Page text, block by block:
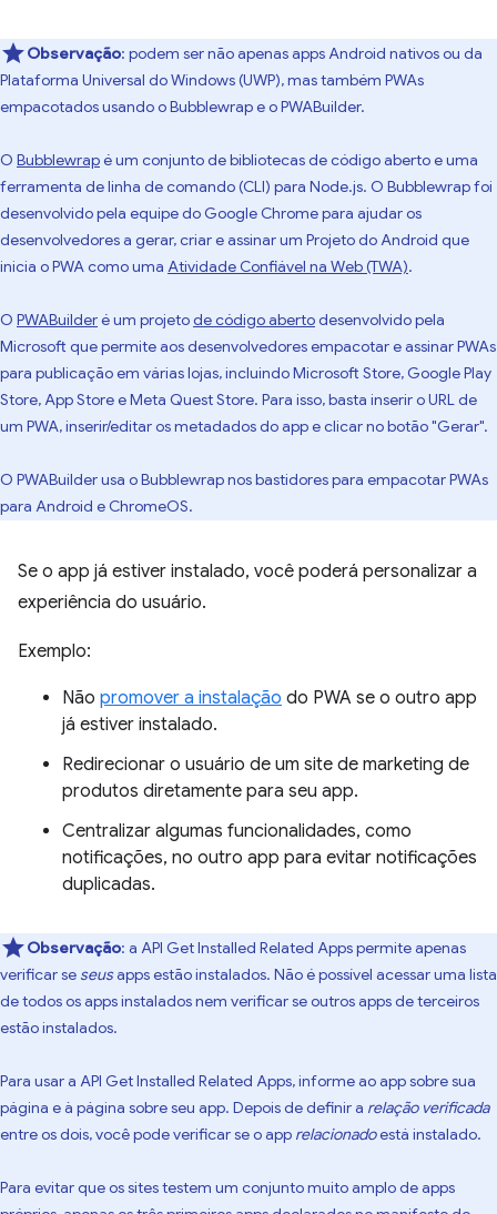
Observação: podem ser não apenas apps Android nativos ou da
Plataforma Universal do Windows (UWP), mas também PWAs
empacotados usando o Bubblewrap e o PWABuilder.
O Bubblewrapé um conjunto de bibliotecas de código aberto e uma
ferramenta de linha de comando (CLI) para Node.js. O Bubblewrap foi
desenvolvido pela equipe do Google Chrome para ajudar os
desenvolvedores a gerar, criar e assinar um Projeto do Android que
inicia o PWA como uma Atividade Confiável na Web (TWA).
O PWABuilderé um projetode código abertodesenvolvido pela
Microsoft que permite aos desenvolvedores empacotar e assinar PWAs
para publicação em várias lojas, incluindo Microsoft Store, Google Play
Store, App Store e Meta Quest Store. Para isso, basta inserir o URL de
um PWA, inserir/editar os metadados do app e clicar no botão "Gerar".
O PWABuilder usa o Bubblewrap nos bastidores para empacotar PWAs
para Android e ChromeOS.
Se o app já estiver instalado, você poderá personalizar a
experiência do usuário.
Exemplo:
Não promover a instalação do PWA se o outro app
já estiver instalado.
Redirecionar o usuário de um site de marketing de
produtos diretamente para seu app.
Centralizar algumas funcionalidades, como
notificações, no outro app para evitar notificações
duplicadas.
Observação: a API Get Installed Related Apps permite apenas
verificar se seusapps estão instalados. Não é possível acessar uma lista
de todos os apps instalados nem verificar se outros apps de terceiros
estão instalados.
Para usar a API Get Installed Related Apps, informe ao app sobre sua
página e à página sobre seu app. Depois de definir a relação verificada
entre os dois, você pode verificar se o app relacionadoestá instalado.
Para evitar que os sites testem um conjunto muito amplo de apps